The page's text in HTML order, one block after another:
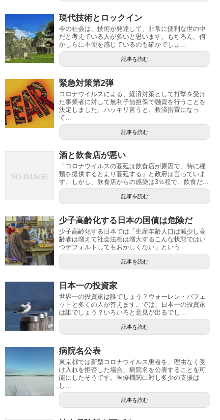
現代技術とロックイン
今の社会は、技術が発達して、非常に便利な世の中
だと考えている人が多いと思います。もちろん、何
かしらに不便を感じているのも確かでしょ...
記事を読む
緊急対策第2弾
コロナウイルスによる、経済対策として打撃を受け
た事業者に対して無利子無担保で融資を行うことを
決定しました。ハッキリ言うと、救済措置になっ
て...
記事を読む
酒と飲食店が悪い
「コロナウイルスの蔓延は飲食店が原因で、特に種
類を提供するとより蔓延する」と政府は言っていま
す。しかし、飲食店からの感染は3％程で、飲食だ...
記事を読む
少子高齢化する日本の国債は危険だ
少子高齢化する日本では「生産年齢人口は減少し高
齢者は増えて社会法相は増大するこんな状態ではい
つデフォルトしてもおかしくない」という...
記事を読む
日本一の投資家
世界一の投資家は誰でしょう？ウォーレン・バフェ
ットと多くの人が答えます。では、日本一の投資家
は誰でしょう？いろいろと意見が出るでし...
記事を読む
病院名公表
東京都では新型コロナウイルス患者を、理由なく受
け入れを拒否した場合、病院名を公表することを可
能にしたそうです。医療機関に対し多少の支援は
し...
記事を読む